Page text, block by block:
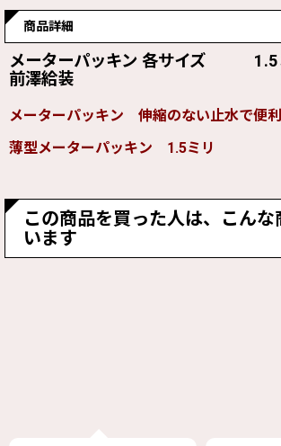
商品詳細
メーターパッキン 各サイズ
前澤給装
メーターパッキン 伸縮のない止水で便利
薄型メーターパッキン 1.5ミリ
この商品を買った人は、こんな
います